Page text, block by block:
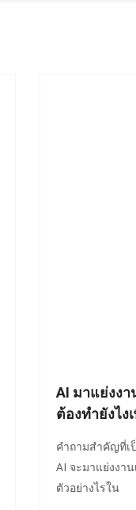
AI มาแย่งง
ต้องทำยังไง
คำถามสำคัญที่เ
AI จะมาแย่งงา
ตัวอย่างไรใน